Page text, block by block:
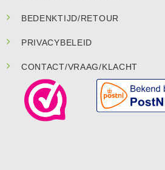
BEDENKTIJD/RETOUR
PRIVACYBELEID
CONTACT/VRAAG/KLACHT